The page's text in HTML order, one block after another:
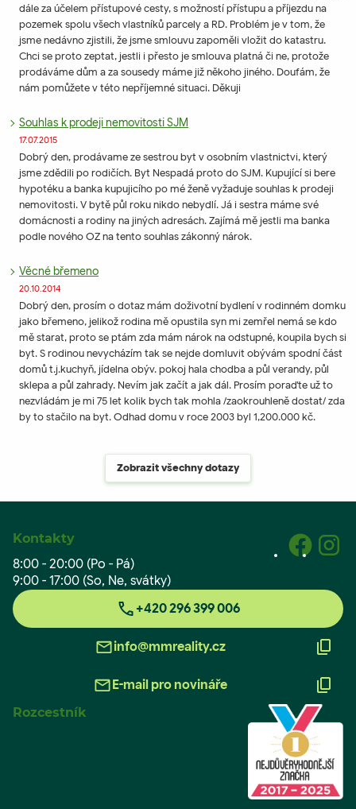
dále za účelem přístupové cesty, s možností přístupu a příjezdu na
pozemek spolu všech vlastníků parcely a RD. Problém je v tom, že
jsme nedávno zjistili, že jsme smlouvu zapoměli vložit do katastru.
Chci se proto zeptat, jestli i přesto je smlouva platná či ne, protože
prodáváme dům a za sousedy máme již někoho jiného. Doufám, že
nám pomůžete v této nepříjemné situaci. Děkuji
Souhlas k prodeji nemovitosti SJM
17.07.2015
Dobrý den, prodávame ze sestrou byt v osobním vlastnictvi, který
jsme zdědili po rodičích. Byt Nespadá proto do SJM. Kupující si bere
hypotéku a banka kupujicího po mé ženě vyžaduje souhlas k prodeji
nemovitosti. V bytě půl roku nikdo nebydlí. Já i sestra máme své
domácnosti a rodiny na jiných adresách. Zajímá mě jestli ma banka
podle nového OZ na tento souhlas zákonný nárok.
Věcné břemeno
20.10.2014
Dobrý den, prosím o dotaz mám doživotní bydlení v rodinném domku
jako břemeno, jelikož rodina mě opustila syn mi zemřel nemá se kdo
mě starat, proto se ptám zda mám nárok na odstupné, koupila bych si
byt. S rodinou nevycházím tak se nejde domluvit obývám spodní část
domů t.j.kuchyň, jídelna obýv. pokoj hala chodba a půl verandy, půl
sklepa a půl zahrady. Nevím jak začít a jak dál. Prosím poraďte už to
nezvládám je mi 75 let kolik bych tak mohla /zaokrouhleně dostat/ zda
by to stačilo na byt. Odhad domu v roce 2003 byl 1,200.000 kč.
Zobrazit všechny dotazy
Kontakty
8:00 - 20:00 (Po - Pá)
9:00 - 17:00 (So, Ne, svátky)
+420 296 399 006
info@mmreality.cz
E-mail pro novináře
Rozcestník